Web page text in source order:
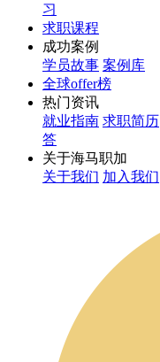
习
求职课程
成功案例
学员故事 案例库
全球offer榜
热门资讯
就业指南 求职简历
答
关于海马职加
关于我们 加入我们